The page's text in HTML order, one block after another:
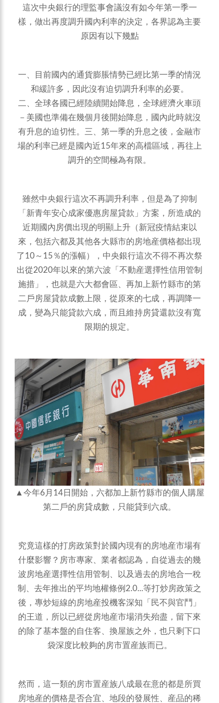
這次中央銀行的理監事會議沒有如今年第一季一
樣，做出再度調升國內利率的決定，各界認為主要
原因有以下幾點
一、目前國內的通貨膨脹情勢已經比第一季的情況
和緩許多，因此沒有迫切調升利率的必要。
二、全球各國已經陸續開始降息，全球經濟火車頭
－美國也準備在幾個月後開始降息，國內此時就沒
有升息的迫切性。三、第一季的升息之後，金融市
場的利率已經是國內近15年來的高檔區域，再往上
調升的空間極為有限。
雖然中央銀行這次不再調升利率，但是為了抑制
「新青年安心成家優惠房屋貸款」方案，所造成的
近期國內房價出現的明顯上升（新冠疫情結束以
來，包括六都及其他各大縣市的房地産價格都出現
了10～15％的漲幅），中央銀行這次不得不再次祭
出從2020年以來的第六波「不動産選擇性信用管制
施措」，也就是六大都會區、再加上新竹縣市的第
二戶房屋貸款成數上限，從原來的七成，再調降一
成，變為只能貸款六成，而且維持房貸還款沒有寬
限期的規定。
▲今年6月14日開始，六都加上新竹縣市的個人購屋
第二戶的房貸成數，只能貸到六成。
究竟這樣的打房政策對於國內現有的房地産市場有
什麼影響？房市專家、業者都認為，自從過去的幾
波房地産選擇性信用管制、以及過去的房地合一稅
制、去年推出的平均地權條例2.0...等打炒房政策之
後，專炒短線的房地産投機客深知「民不與官鬥」
的王道，所以已經從房地産市場消失殆盡，留下來
的除了基本盤的自住客、換屋族之外，也只剩下口
袋深度比較夠的房市置産族而已。
然而，這一類的房市置産族八成最在意的都是所買
房地産的價格是否合宜、地段的發展性、産品的稀